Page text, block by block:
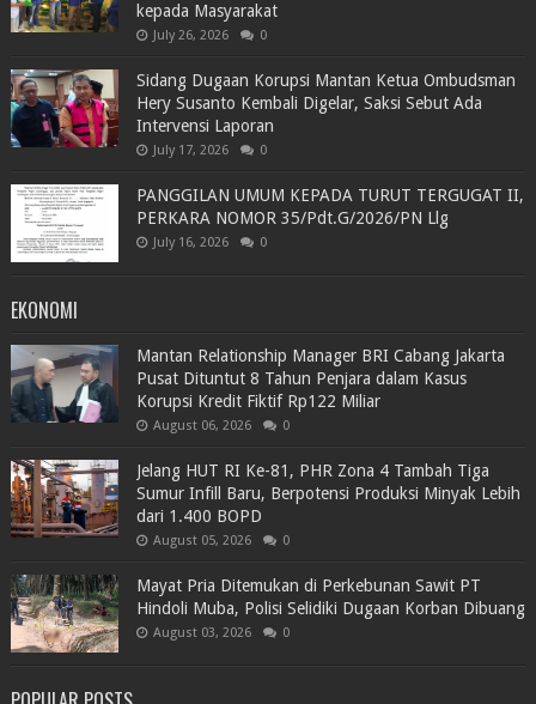
kepada Masyarakat
July 26, 2026 0
Sidang Dugaan Korupsi Mantan Ketua Ombudsman
Hery Susanto Kembali Digelar, Saksi Sebut Ada
Intervensi Laporan
July 17, 2026 0
PANGGILAN UMUM KEPADA TURUT TERGUGAT II,
PERKARA NOMOR 35/Pdt.G/2026/PN Llg
July 16, 2026 0
EKONOMI
Mantan Relationship Manager BRI Cabang Jakarta
Pusat Dituntut 8 Tahun Penjara dalam Kasus
Korupsi Kredit Fiktif Rp122 Miliar
August 06, 2026 0
Jelang HUT RI Ke-81, PHR Zona 4 Tambah Tiga
Sumur Infill Baru, Berpotensi Produksi Minyak Lebih
dari 1.400 BOPD
August 05, 2026 0
Mayat Pria Ditemukan di Perkebunan Sawit PT
Hindoli Muba, Polisi Selidiki Dugaan Korban Dibuang
August 03, 2026 0